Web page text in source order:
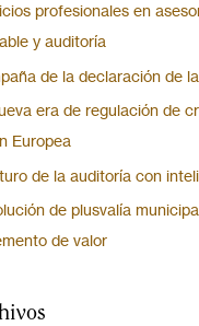
profesionales en
y auditoría
de la declaración de
era de regulación de
Europea
de la auditoría con
de plusvalía
de valor